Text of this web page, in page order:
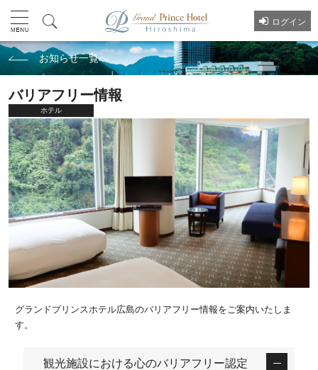
ログイン
お知らせ一覧へ
バリアフリー情報
ホテル
グランドプリンスホテル広島のバリアフリー情報をご案内いたしま
す。
観光施設における心のバリアフリー認定